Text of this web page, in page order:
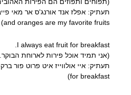
and oranges are my favorite fruits)
I always eat fruit for breakfast.
(אני תמיד אוכל פירות לארוחת
for breakfast)